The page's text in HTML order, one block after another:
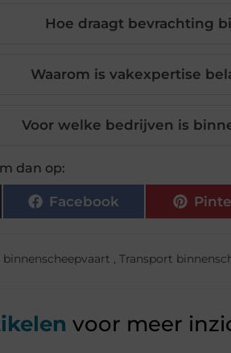
Hoe draagt bevrachting
Waarom is vakexpertise
Voor welke bedrijven is
dan op:
Facebook
, Transport
voor meer